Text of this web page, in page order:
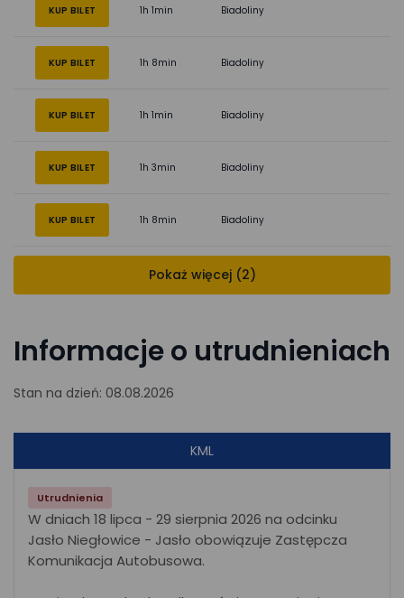
KUP BILET 1h 1min Biadoliny
KUP BILET 1h 8min Biadoliny
KUP BILET 1h 1min Biadoliny
KUP BILET 1h 3min Biadoliny
KUP BILET 1h 8min Biadoliny
Pokaż więcej (2)
Informacje o utrudnieniach
Stan na dzień: 08.08.2026
KML
Utrudnienia
W dniach 18 lipca - 29 sierpnia 2026 na odcinku
Jasło Niegłowice - Jasło obowiązuje Zastępcza
Komunikacja Autobusowa.